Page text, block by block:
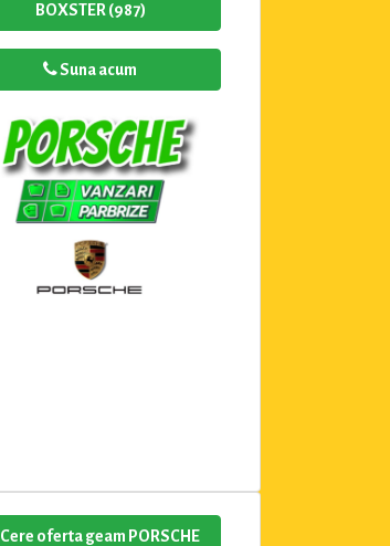
BOXSTER (987)
Suna acum
Cere oferta geam PORSCHE